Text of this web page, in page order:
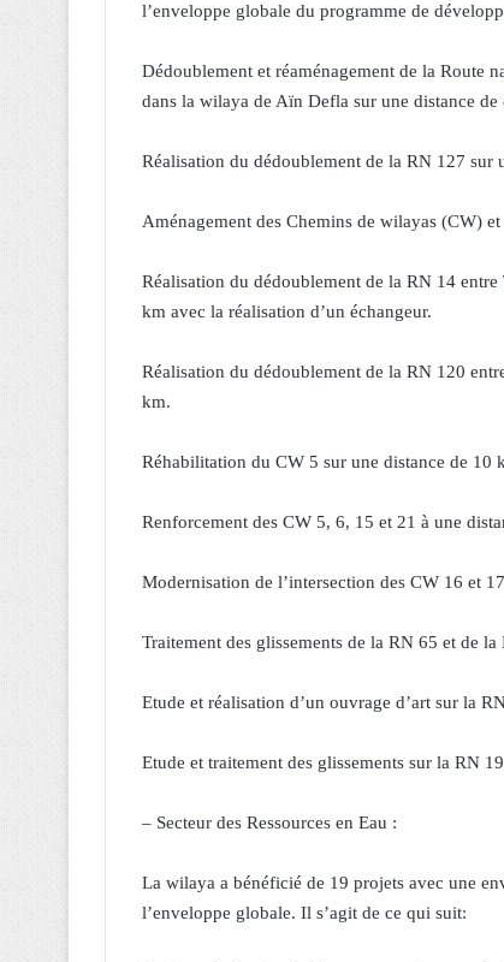
l’enveloppe globale du programme de
Dédoublement et réaménagement de la Route
dans la wilaya de Aïn Defla sur une distance de
Réalisation du dédoublement de la RN 127 sur
Aménagement des Chemins de wilayas (CW)
Réalisation du dédoublement de la RN 14
km avec la réalisation d’un échangeur.
Réalisation du dédoublement de la RN 120
km.
Réhabilitation du CW 5 sur une distance de 10
Renforcement des CW 5, 6, 15 et 21 à une
Modernisation de l’intersection des CW 16 et
Traitement des glissements de la RN 65 et de
Etude et réalisation d’un ouvrage d’art sur la
Etude et traitement des glissements sur la RN
– Secteur des Ressources en Eau :
La wilaya a bénéficié de 19 projets avec une
l’enveloppe globale. Il s’agit de ce qui suit: